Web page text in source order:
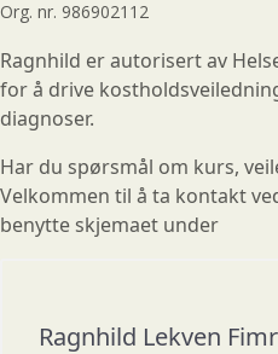
Org. nr. 986902112
Ragnhild er autorisert av
for å drive
diagnoser.
Har du spørsmål om kurs,
Velkommen til å ta kontakt
benytte skjemaet under
Ragnhild Lekven